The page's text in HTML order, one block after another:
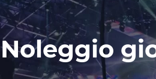
Noleggio